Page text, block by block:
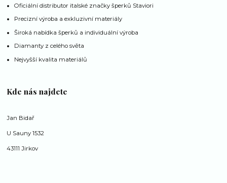
Oficiální distributor italské značky šperků Staviori
Precizní výroba a exkluzivní materiály
Široká nabídka šperků a individuální výroba
Diamanty z celého světa
Nejvyšší kvalita materiálů
Kde nás najdete
Jan Bidař
U Sauny 1532
43111 Jirkov